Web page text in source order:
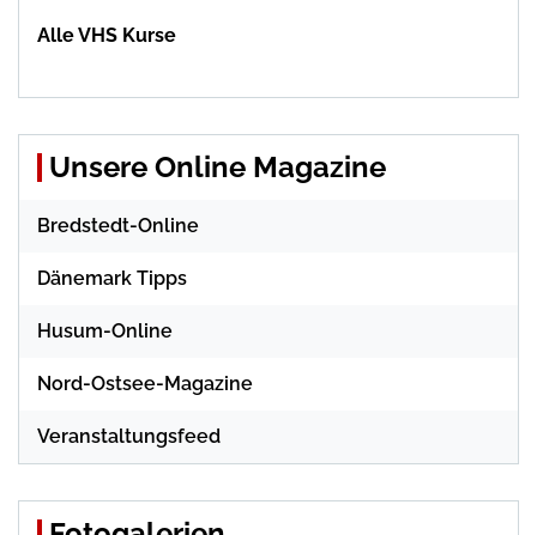
Alle VHS Kurse
Unsere Online Magazine
Bredstedt-Online
Dänemark Tipps
Husum-Online
Nord-Ostsee-Magazine
Veranstaltungsfeed